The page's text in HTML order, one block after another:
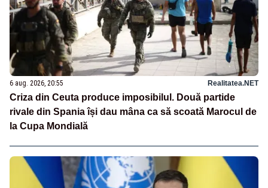
6 aug. 2026, 20:55 Realitatea.NET
Criza din Ceuta produce imposibilul. Două partide
rivale din Spania își dau mâna ca să scoată Marocul de
la Cupa Mondială